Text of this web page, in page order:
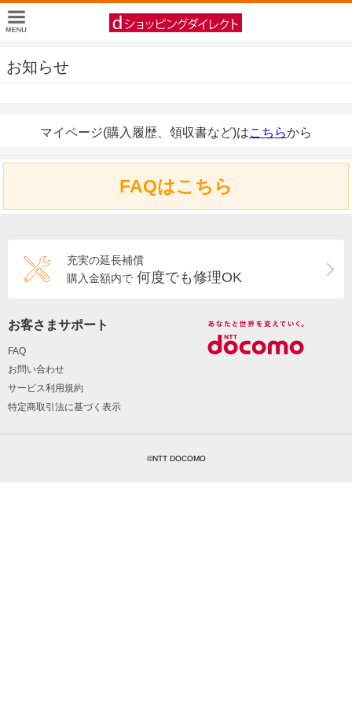
お知らせ
マイページ(購入履歴、領収書など)はこちらから
FAQはこちら
充実の延長補償
購入金額内で 何度でも修理OK
お客さまサポート
FAQ
お問い合わせ
サービス利用規約
特定商取引法に基づく表示
©NTT DOCOMO